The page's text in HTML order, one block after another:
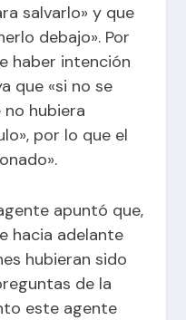
salvarlo» y que
debajo». Por
haber intención
que «si no se
hubiera
por lo que el
apuntó que,
hacia adelante
hubieran sido
de la
este agente